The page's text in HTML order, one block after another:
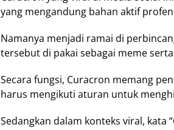
yang mengandung bahan aktif
Namanya menjadi ramai di
tersebut di pakai sebagai meme
Secara fungsi, Curacron memang
harus mengikuti aturan untuk
Sedangkan dalam konteks viral,